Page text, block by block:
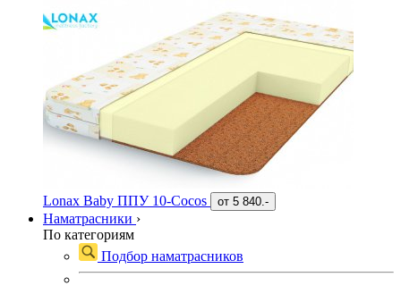
Lonax Baby ППУ 10-Cocos от 5 840.-
Наматрасники ›
По категориям
Подбор наматрасников